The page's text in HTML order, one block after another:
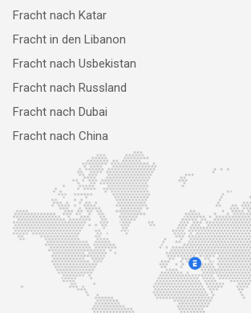
Fracht nach Katar
Fracht in den Libanon
Fracht nach Usbekistan
Fracht nach Russland
Fracht nach Dubai
Fracht nach China